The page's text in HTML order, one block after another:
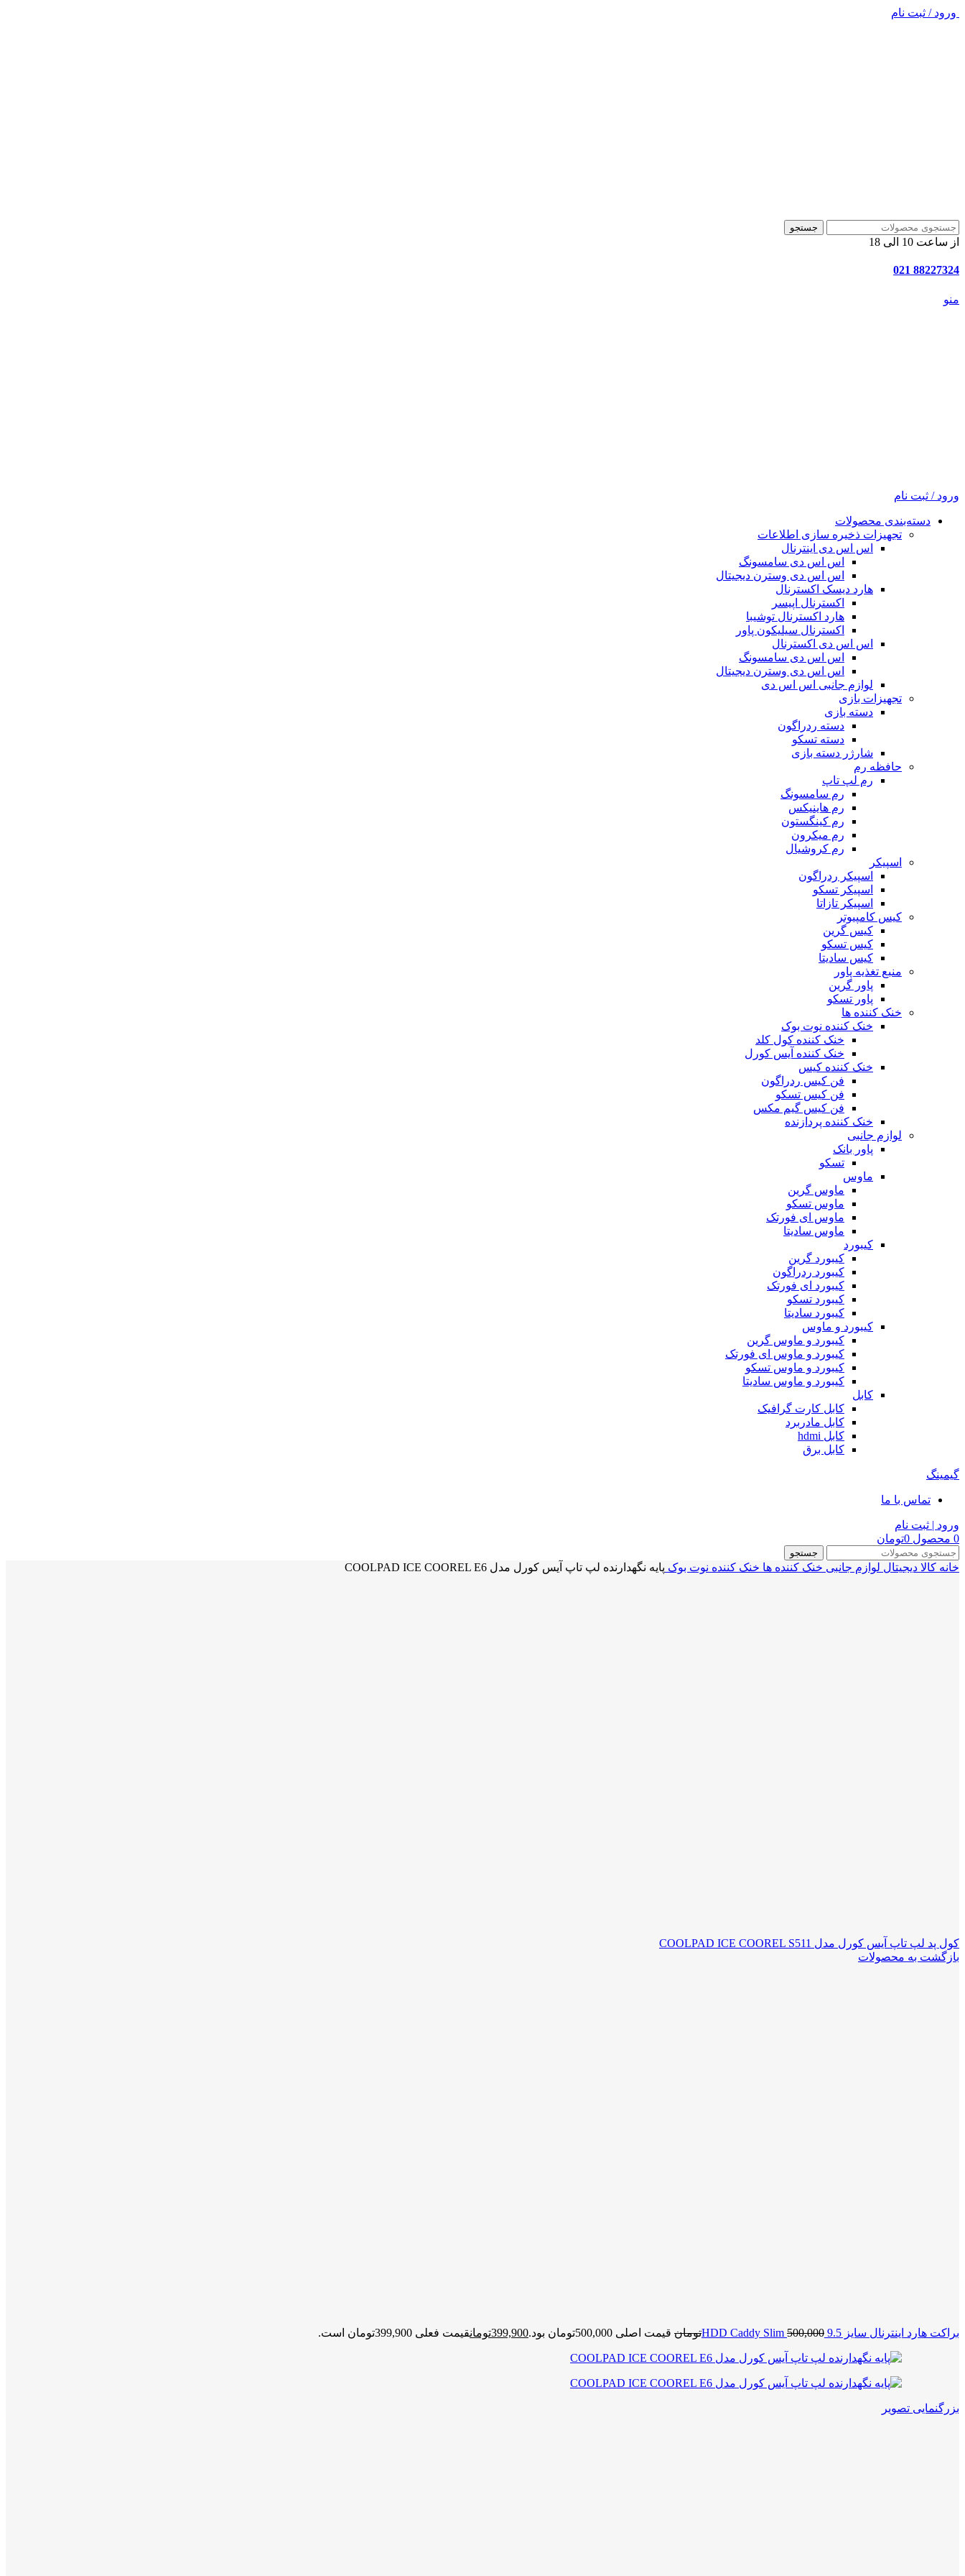
ورود / ثبت نام
جستجو
از ساعت 10 الی 18
88227324 021
منو
ورود / ثبت نام
دسته‌بندی محصولات
تجهیزات ذخیره سازی اطلاعات
اس اس دی اینترنال
اس اس دی سامسونگ
اس اس دی وسترن دیجیتال
هارد دیسک اکسترنال
اکسترنال اپیسر
هارد اکسترنال توشیبا
اکسترنال سیلیکون پاور
اس اس دی اکسترنال
اس اس دی سامسونگ
اس اس دی وسترن دیجیتال
لوازم جانبی اس اس دی
تجهیزات بازی
دسته بازی
دسته ردراگون
دسته تسکو
شارژر دسته بازی
حافظه رم
رم لپ تاپ
رم سامسونگ
رم هاینیکس
رم کینگستون
رم میکرون
رم کروشیال
اسپیکر
اسپیکر ردراگون
اسپیکر تسکو
اسپیکر تازاتا
کیس کامپیوتر
کیس گرین
کیس تسکو
کیس سادیتا
منبع تغذیه‌ پاور
پاور گرین
پاور تسکو
خنک کننده ها
خنک کننده نوت بوک
خنک کننده کول کلد
خنک کننده آیس کورل
خنک کننده کیس
فن کیس ردراگون
فن کیس تسکو
فن کیس گیم مکس
خنک کننده پردازنده
لوازم جانبی
پاور بانک
تسکو
ماوس
ماوس گرین
ماوس تسکو
ماوس ای فورتک
ماوس سادیتا
کیبورد
کیبورد گرین
کیبورد ردراگون
کیبورد ای فورتک
کیبورد تسکو
کیبورد سادیتا
کیبورد و ماوس
کیبورد و ماوس گرین
کیبورد و ماوس ای فورتک
کیبورد و ماوس تسکو
کیبورد و ماوس سادیتا
کابل
کابل کارت گرافیک
کابل مادربرد
کابل hdmi
کابل برق
گیمینگ
تماس با ما
ورود | ثبت نام
0 محصول 0تومان
جستجو
خانه کالا دیجیتال لوازم جانبی خنک کننده ها خنک کننده نوت بوک پایه نگهدارنده لپ تاپ آیس کورل مدل COOLPAD ICE COOREL E6
کول پد لپ تاپ آیس کورل مدل COOLPAD ICE COOREL S511
بازگشت به محصولات
براکت هارد اینترنال سایز 9.5 HDD Caddy Slim 500,000 تومان قیمت اصلی 500,000تومان بود. 399,900تومانقیمت فعلی 399,900تومان است.
بزرگنمایی تصویر